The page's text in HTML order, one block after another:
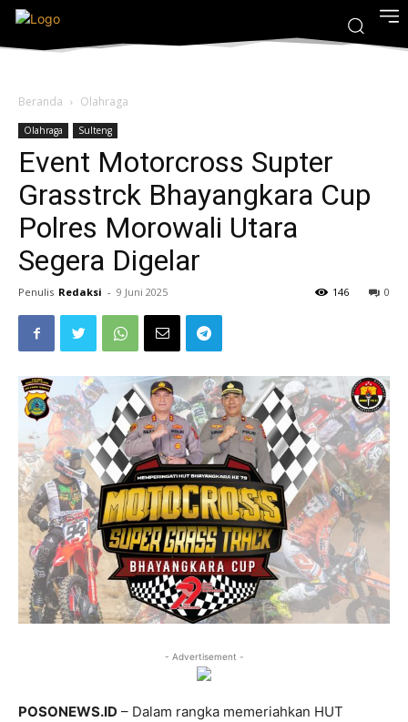
Beranda Olahraga
Olahraga Sulteng
Event Motorcross Supter
Grasstrck Bhayangkara Cup
Polres Morowali Utara
Segera Digelar
Penulis Redaksi - 9 Juni 2025 0
146
- Advertisement -
POSONEWS.ID – Dalam rangka memeriahkan HUT